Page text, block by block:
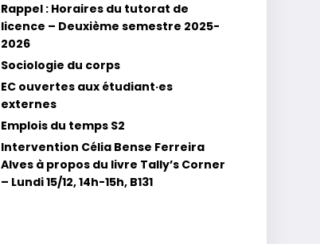
Rappel : Horaires du tutorat de
licence – Deuxième semestre 2025-
2026
Sociologie du corps
EC ouvertes aux étudiant·es
externes
Emplois du temps S2
Intervention Célia Bense Ferreira
Alves à propos du livre Tally’s Corner
– Lundi 15/12, 14h-15h, B131